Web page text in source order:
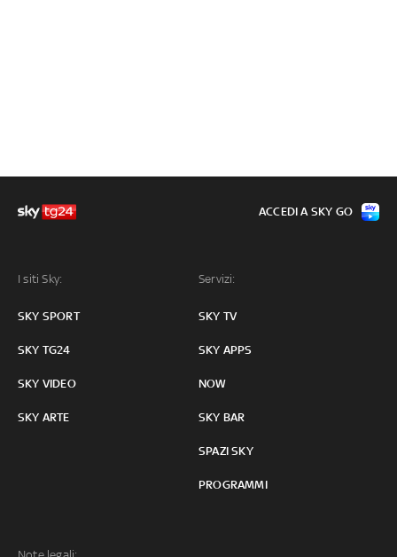
I siti Sky:
SKY SPORT
SKY TG24
SKY VIDEO
SKY ARTE
Servizi:
SKY TV
SKY APPS
NOW
SKY BAR
SPAZI SKY
PROGRAMMI
ACCEDI A SKY GO